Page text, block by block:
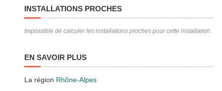
INSTALLATIONS PROCHES
Impossible de calculer les installations proches pour cette installation.
EN SAVOIR PLUS
La région Rhône-Alpes